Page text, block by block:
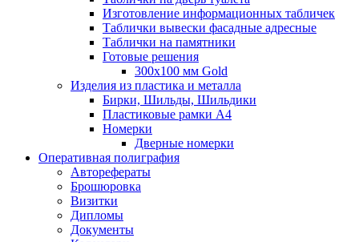
Изготовление информационных табличек
Таблички вывески фасадные адресные
Таблички на памятники
Готовые решения
300x100 мм Gold
Изделия из пластика и металла
Бирки, Шильды, Шильдики
Пластиковые рамки А4
Номерки
Дверные номерки
Оперативная полиграфия
Авторефераты
Брошюровка
Визитки
Дипломы
Документы